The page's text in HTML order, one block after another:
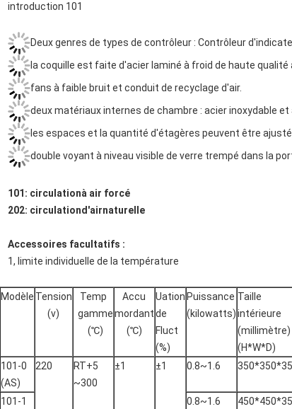
introduction 101
Deux genres de types de contrôleur : Contrôleur
la coquille est faite d'acier laminé à froid de haute qualité
fans à faible bruit et conduit de recyclage d'air.
deux matériaux internes de chambre : acier inoxydable et
les espaces et la quantité d'étagères peuvent être
double voyant à niveau visible de verre trempé dans la
101: circulationà air forcé
202: circulationd'airnaturelle
Accessoires facultatifs :
1, limite individuelle de la température
Modèle Tension
(v)
Temp
gamme
(℃)
Accu
mordant
(℃)
Uation
de
Fluct
(%)
Puissance
(kilowatts)
Taille
intérieure
(millimètre)
(H*W*D)
101-0
(AS)
220
RT+5
~300
±1 ±1 0.8~1.6
101-1
0.8~1.6